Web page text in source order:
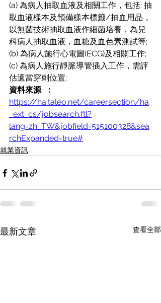
(a) 為病人抽取血液及相關工作，包括: 抽
取血液樣本及預備樣本標籤/抽血用品，
以無菌技術抽取血液作細菌培養，為兒
科病人抽取血液，血糖及血色素測試等;
(b) 為病人施行心電圖(ECG)及相關工作;
(c) 為病人施行靜脈導管插入工作，需評
估適當穿刺位置;
資料來源  ：
https://ha.taleo.net/careersection/ha
_ext_cs/jobsearch.ftl?
lang=zh_TW&jobfield=515100328&sea
rchExpanded=true#
就業資訊
最新文章 查看全部